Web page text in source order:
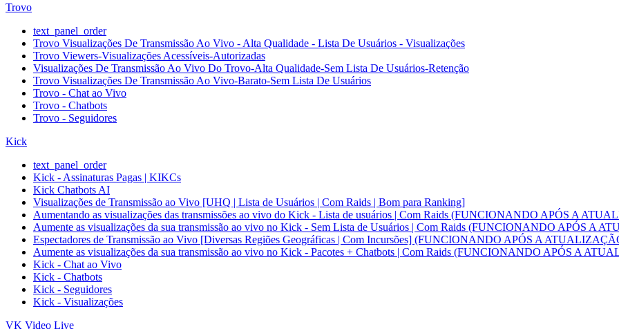
Trovo
text_panel_order
Trovo Visualizações De Transmissão Ao Vivo - Alta Qualidade - Lista De Usuários - Visualizações
Trovo Viewers-Visualizações Acessíveis-Autorizadas
Visualizações De Transmissão Ao Vivo Do Trovo-Alta Qualidade-Sem Lista De Usuários-Retenção
Trovo Visualizações De Transmissão Ao Vivo-Barato-Sem Lista De Usuários
Trovo - Chat ao Vivo
Trovo - Chatbots
Trovo - Seguidores
Kick
text_panel_order
Kick - Assinaturas Pagas | KIKCs
Kick Chatbots AI
Visualizações de Transmissão ao Vivo [UHQ | Lista de Usuários | Com Raids | Bom para Ranking]
Aumentando as visualizações das transmissões ao vivo do Kick - Lista de usuários | Com Raids (FUNCIONANDO APÓS A
Aumente as visualizações da sua transmissão ao vivo no Kick - Sem Lista de Usuários | Com Raids (FUNCIONANDO APÓS A
Espectadores de Transmissão ao Vivo [Diversas Regiões Geográficas | Com Incursões] (FUNCIONANDO APÓS A
Aumente as visualizações da sua transmissão ao vivo no Kick - Pacotes + Chatbots | Com Raids (FUNCIONANDO APÓS A
Kick - Chat ao Vivo
Kick - Chatbots
Kick - Seguidores
Kick - Visualizações
VK Video Live